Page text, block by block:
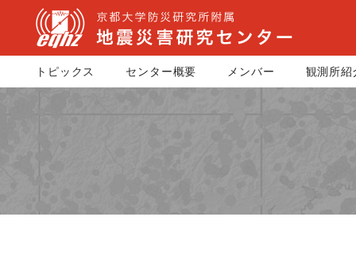
トピックス センター概要 メンバー 観測所紹